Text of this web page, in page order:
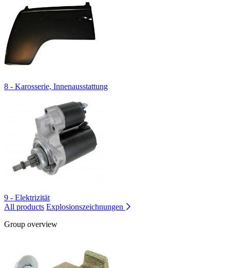
8 - Karosserie, Innenausstattung
9 - Elektrizität
All products Explosionszeichnungen
Group overview